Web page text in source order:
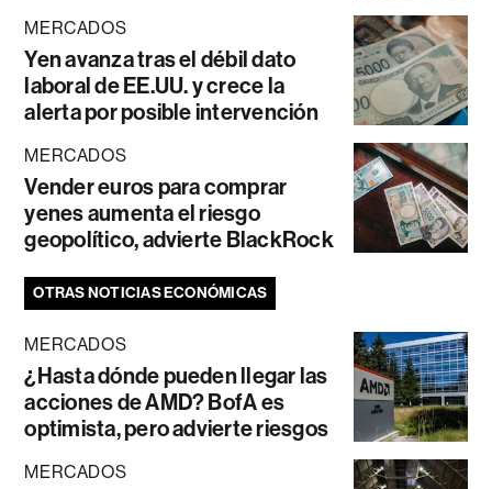
MERCADOS
Yen avanza tras el débil dato
laboral de EE.UU. y crece la
alerta por posible intervención
MERCADOS
Vender euros para comprar
yenes aumenta el riesgo
geopolítico, advierte BlackRock
OTRAS NOTICIAS ECONÓMICAS
MERCADOS
¿Hasta dónde pueden llegar las
acciones de AMD? BofA es
optimista, pero advierte riesgos
MERCADOS